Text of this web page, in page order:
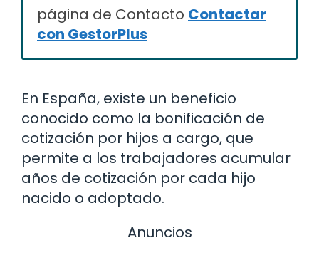
página de Contacto Contactar
con GestorPlus
En España, existe un beneficio
conocido como la bonificación de
cotización por hijos a cargo, que
permite a los trabajadores acumular
años de cotización por cada hijo
nacido o adoptado.
Anuncios